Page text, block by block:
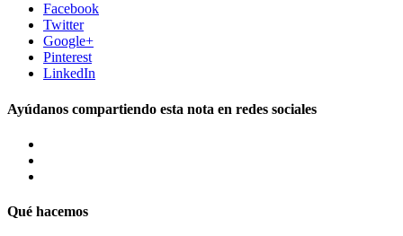
Facebook
Twitter
Google+
Pinterest
LinkedIn
Ayúdanos compartiendo esta nota en redes sociales
Qué hacemos